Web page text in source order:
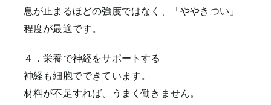
息が止まるほどの強度ではなく、「ややきつい」
程度が最適です。
４．栄養で神経をサポートする
神経も細胞でできています。
材料が不足すれば、うまく働きません。